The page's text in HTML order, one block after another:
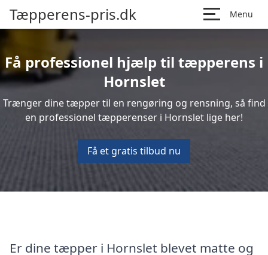
Tæpperens-pris.dk Menu
Få professionel hjælp til tæpperens i
Hornslet
Trænger dine tæpper til en rengøring og rensning, så find
en professionel tæpperenser i Hornslet lige her!
Få et gratis tilbud nu
Er dine tæpper i Hornslet blevet matte og